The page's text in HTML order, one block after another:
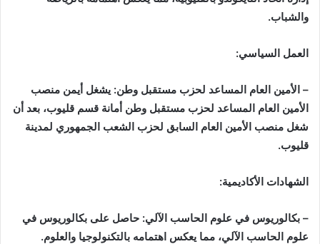
والشباب.
العمل السياسي:
– الأمين العام المساعد لحزب مستقبل وطن: يشغل أيمن منصب
الأمين العام المساعد لحزب مستقبل وطن أمانة قسم قليوب، بعد أن
شغل منصب الأمين العام السابق لحزب الشعب الجمهوري لمدينة
قليوب.
الشهادات الأكاديمية:
– بكالوريوس في علوم الحاسب الآلي: حاصل على بكالوريوس في
علوم الحاسب الآلي، مما يعكس اهتمامه بالتكنولوجيا والعلوم.